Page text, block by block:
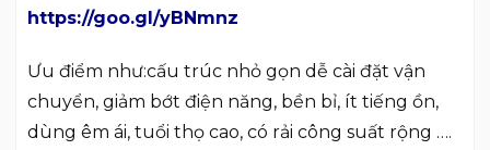
https://goo.gl/yBNmnz
Ưu điểm như:cấu trúc nhỏ gọn dễ cài đặt vận
chuyển, giảm bớt điện năng, bền bỉ, ít tiếng ồn,
dùng êm ái, tuổi thọ cao, có rải công suất rộng ….